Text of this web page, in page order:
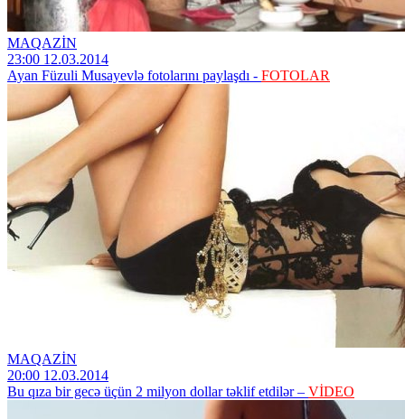
MAQAZİN
23:00 12.03.2014
Ayan Füzuli Musayevlə fotolarını paylaşdı - FOTOLAR
MAQAZİN
20:00 12.03.2014
Bu qıza bir gecə üçün 2 milyon dollar təklif etdilər – VİDEO